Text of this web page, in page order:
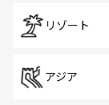
リゾート
アジア